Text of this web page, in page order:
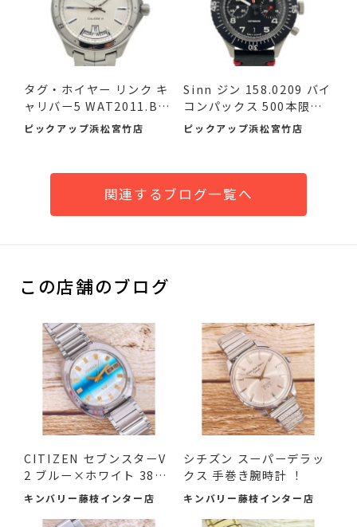
タグ・ホイヤー リンク キ
ャリバー5 WAT2011.BA
095...
ピックアップ浜松宮竹店
Sinn ジン 158.0209 バイ
コンパックス 500本限定
品...
ピックアップ浜松宮竹店
関連するブログ一覧へ
この店舗のブログ
CITIZEN セブンスターV
2 ブルー×ホワイト 38m
m 中古品
キンバリー藤枝インター店
シチズン スーパーデラッ
クス 手巻き腕時計 ！
キンバリー藤枝インター店